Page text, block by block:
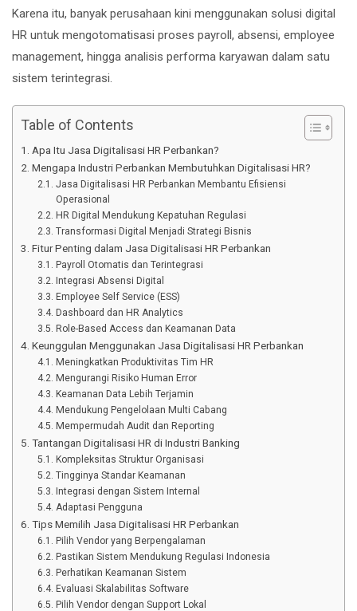
Karena itu, banyak perusahaan kini menggunakan solusi digital
HR untuk mengotomatisasi proses payroll, absensi, employee
management, hingga analisis performa karyawan dalam satu
sistem terintegrasi.
Table of Contents
Apa Itu Jasa Digitalisasi HR Perbankan?
Mengapa Industri Perbankan Membutuhkan Digitalisasi HR?
Jasa Digitalisasi HR Perbankan Membantu Efisiensi
Operasional
HR Digital Mendukung Kepatuhan Regulasi
Transformasi Digital Menjadi Strategi Bisnis
Fitur Penting dalam Jasa Digitalisasi HR Perbankan
Payroll Otomatis dan Terintegrasi
Integrasi Absensi Digital
Employee Self Service (ESS)
Dashboard dan HR Analytics
Role-Based Access dan Keamanan Data
Keunggulan Menggunakan Jasa Digitalisasi HR Perbankan
Meningkatkan Produktivitas Tim HR
Mengurangi Risiko Human Error
Keamanan Data Lebih Terjamin
Mendukung Pengelolaan Multi Cabang
Mempermudah Audit dan Reporting
Tantangan Digitalisasi HR di Industri Banking
Kompleksitas Struktur Organisasi
Tingginya Standar Keamanan
Integrasi dengan Sistem Internal
Adaptasi Pengguna
Tips Memilih Jasa Digitalisasi HR Perbankan
Pilih Vendor yang Berpengalaman
Pastikan Sistem Mendukung Regulasi Indonesia
Perhatikan Keamanan Sistem
Evaluasi Skalabilitas Software
Pilih Vendor dengan Support Lokal